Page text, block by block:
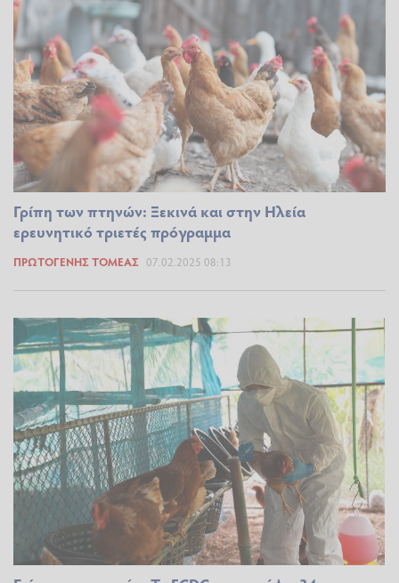
Γρίπη των πτηνών: Ξεκινά και στην Ηλεία
ερευνητικό τριετές πρόγραμμα
ΠΡΩΤΟΓΕΝΉΣ ΤΟΜΈΑΣ 07.02.2025 08:13